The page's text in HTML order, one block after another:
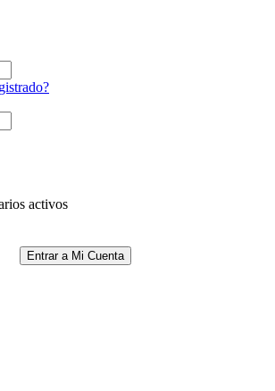
activos
Entrar a Mi Cuenta